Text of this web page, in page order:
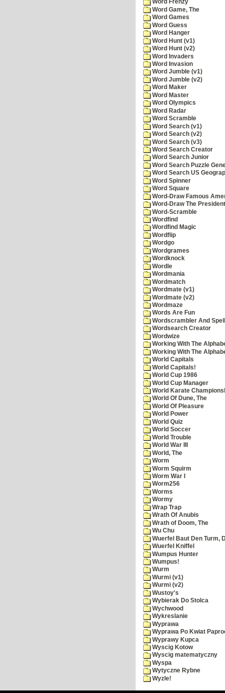
Word Frenzy
Word Game, The
Word Games
Word Guess
Word Hanger
Word Hunt (v1)
Word Hunt (v2)
Word Invaders
Word Invasion
Word Jumble (v1)
Word Jumble (v2)
Word Maker
Word Master
Word Olympics
Word Radar
Word Scramble
Word Search (v1)
Word Search (v2)
Word Search (v3)
Word Search Creator
Word Search Junior
Word Search Puzzle
Word Search US
Word Spinner
Word Square
Word-Draw Famous
Word-Draw The
Word-Scramble
Wordfind
Wordfind Magic
Wordflip
Wordgo
Wordgrames
Wordknock
Wordle
Wordmania
Wordmatch
Wordmate (v1)
Wordmate (v2)
Wordmaze
Words Are Fun
Wordscrambler And
Wordsearch Creator
Wordwize
Working With The
Working With The
World Capitals
World Capitals!
World Cup 1986
World Cup Manager
World Karate
World Of Dune, The
World Of Pleasure
World Power
World Quiz
World Soccer
World Trouble
World War III
World, The
Worm
Worm Squirm
Worm War I
Worm256
Worms
Wormy
Wrap Trap
Wrath Of Anubis
Wrath of Doom, The
Wu Chu
Wuerfel Baut Den Turm,
Wuerfel Kniffel
Wumpus Hunter
Wumpus!
Wurm
Wurmi (v1)
Wurmi (v2)
Wustoy's
Wybierak Do Stolca
Wychwood
Wykreslanie
Wyprawa
Wyprawa Po Kwiat
Wyprawy Kupca
Wyscig Kotow
Wyscig matematyczny
Wyspa
Wytyczne Rybne
Wyzle!